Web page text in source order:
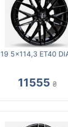
5x114,3 ET40
11555 ₴